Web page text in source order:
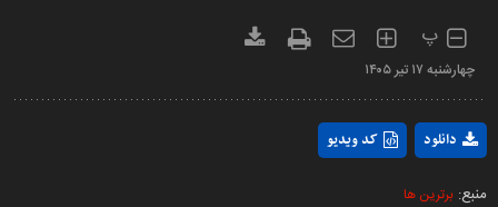
پ
چهارشنبه ۱۷ تير ۱۴۰۵
کد ویدیو دانلود
منبع: برترین ها